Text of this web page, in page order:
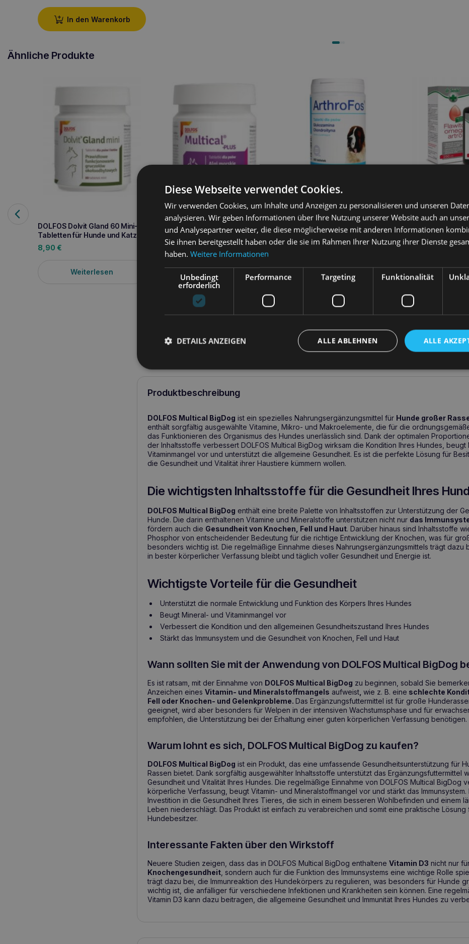
In den Warenkorb
Ähnliche Produkte
DOLFOS Dolvit Gland 60 Mini-
Tabletten für Hunde und Katzen
8,90 €
Weiterlesen
DOLFOS Multical Plus Mini 90
Tabletten Vitamine und
Mineralien
5,90
In den Warenkorb
Gelenkunterstützung für Hunde
75,90€
Weiterlesen
Artro 250ml
12,80€
Produktbeschreibung
DOLFOS Multical BigDog ist ein spezielles Nahrungsergänzungsmittel für Hunde großer
enthält sorgfältig ausgewählte Vitamine, Mikro- und Makroelemente, die für die
das Funktionieren des Organismus des Hundes unerlässlich sind. Dank der optimalen
der Inhaltsstoffe verbessert DOLFOS Multical BigDog wirksam die Kondition Ihres Hundes, beugt
Vitaminmangel vor und unterstützt die allgemeine Gesundheit. Es ist die perfekte Lösung für
die Gesundheit und Vitalität ihrer Haustiere kümmern wollen.
Die wichtigsten Inhaltsstoffe für die Gesundheit Ihres
DOLFOS Multical BigDog enthält eine breite Palette von Inhaltsstoffen zur Unterstützung der
Hunde. Die darin enthaltenen Vitamine und Mineralstoffe unterstützen nicht nur das
fördern auch die Gesundheit von Knochen, Fell und Haut. Darüber hinaus sind Inhaltsstoffe
Phosphor von entscheidender Bedeutung für die richtige Entwicklung der Knochen, was für
besonders wichtig ist. Die regelmäßige Einnahme dieses Nahrungsergänzungsmittels trägt dazu
in bester körperlicher Verfassung bleibt und täglich voller Gesundheit und Energie ist.
Wichtigste Vorteile für die Gesundheit
Unterstützt die normale Entwicklung und Funktion des Körpers Ihres Hundes
Beugt Mineral- und Vitaminmangel vor
Verbessert die Kondition und den allgemeinen Gesundheitszustand Ihres Hundes
Stärkt das Immunsystem und die Gesundheit von Knochen, Fell und Haut
Wann sollten Sie mit der Anwendung von DOLFOS Multical BigDog
Es ist ratsam, mit der Einnahme von DOLFOS Multical BigDog zu beginnen, sobald Sie
Anzeichen eines Vitamin- und Mineralstoffmangels aufweist wie z. B. eine schlechte
Fell oder Knochen- und Gelenkprobleme. Das Ergänzungsfuttermittel ist für große
geeignet, wird aber besonders für Welpen in der intensiven Wachstumsphase und für
empfohlen, die Unterstützung bei der Erhaltung einer guten körperlichen Verfassung benötigen.
Warum lohnt es sich, DOLFOS Multical BigDog zu kaufen?
DOLFOS Multical BigDog ist ein Produkt, das eine umfassende Gesundheitsunterstützung für
Rassen bietet. Dank sorgfältig ausgewählter Inhaltsstoffe unterstützt das Ergänzungsfuttermittel
Gesundheit und Vitalität Ihres Hundes. Die regelmäßige Einnahme von DOLFOS Multical BigDog
körperliche Verfassung, beugt Vitamin- und Mineralstoffmangel vor und stärkt das Immunsystem.
Investition in die Gesundheit Ihres Tieres, die sich in einem besseren Wohlbefinden und einem
Leben niederschlägt. Das Produkt ist einfach zu verabreichen und somit eine praktische Lösung
Hundebesitzer.
Interessante Fakten über den Wirkstoff
Neuere Studien zeigen, dass das in DOLFOS Multical BigDog enthaltene Vitamin D3 nicht nur
Knochengesundheit , sondern auch für die Funktion des Immunsystems eine wichtige Rolle
trägt dazu bei, die Immunreaktion des Hundekörpers zu regulieren, was besonders für Hunde
wichtig ist, die anfälliger für verschiedene Infektionen und Krankheiten sein können. Eine
Vitamin D3 kann dazu beitragen, die allgemeine Gesundheit und Immunität Ihres Hundes zu
Diese Webseite verwendet Cookies.
Wir verwenden Cookies, um Inhalte und Anzeigen zu personalisieren und unseren
analysieren. Wir geben Informationen über Ihre Nutzung unserer Website auch an
und Analysepartner weiter, die diese möglicherweise mit anderen Informationen
Sie ihnen bereitgestellt haben oder die sie im Rahmen Ihrer Nutzung ihrer Dienste
haben. Weitere Informationen
Unbedingt
erforderlich
Performance Targeting Funktionalität
ALLE
ALLE ABLEHNEN
DETAILS ANZEIGEN